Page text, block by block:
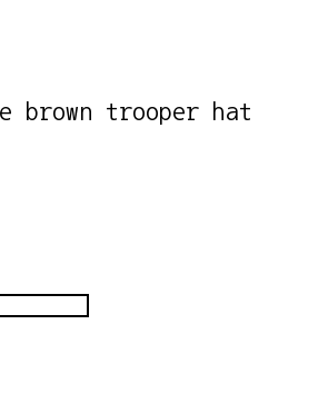
brown trooper hat